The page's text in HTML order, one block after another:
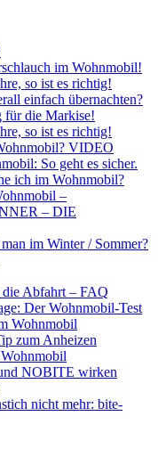
im Wohnmobil!
so ist es richtig!
einfach übernachten?
für die Markise!
so ist es richtig!
VIDEO
So geht es sicher.
ich im Wohnmobil?
–
– DIE
im Winter / Sommer?
die Abfahrt – FAQ
Der Wohnmobil-Test
Wohnmobil
zum Anheizen
NOBITE wirken
nicht mehr: bite-